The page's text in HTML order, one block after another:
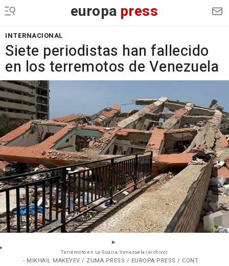
europa press
INTERNACIONAL
Siete periodistas han fallecido
en los terremotos de Venezuela
Terremoto en La Guaira, Venezuela (archivo)
- MIKHAIL MAKEYEV / ZUMA PRESS / EUROPA PRESS / CONT